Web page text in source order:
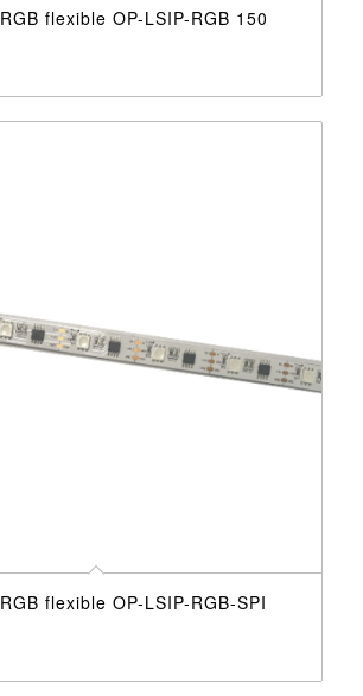
flexible OP-LSIP-RGB 150
flexible OP-LSIP-RGB-SPI